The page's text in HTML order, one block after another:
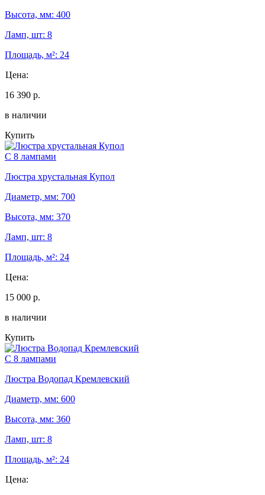
Высота, мм: 400
Ламп, шт: 8
Площадь, м²: 24
Цена:
16 390 р.
в наличии
Купить
С 8 лампами
Люстра хрустальная Купол
Диаметр, мм: 700
Высота, мм: 370
Ламп, шт: 8
Площадь, м²: 24
Цена:
15 000 р.
в наличии
Купить
С 8 лампами
Люстра Водопад Кремлевский
Диаметр, мм: 600
Высота, мм: 360
Ламп, шт: 8
Площадь, м²: 24
Цена: